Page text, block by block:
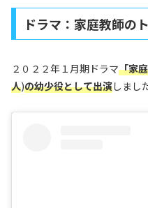
ドラマ：家庭教師の
２０２２年１月期ドラマ「家
人)の幼少役として出演しまし